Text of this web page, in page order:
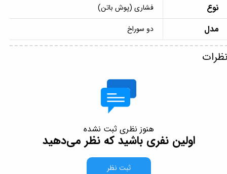
نوع فشاری (پوش باتن)
مدل دو سوراخ
هنوز نظری ثبت نشده
اولین نفری باشید که نظر می‌دهید
ثبت نظر